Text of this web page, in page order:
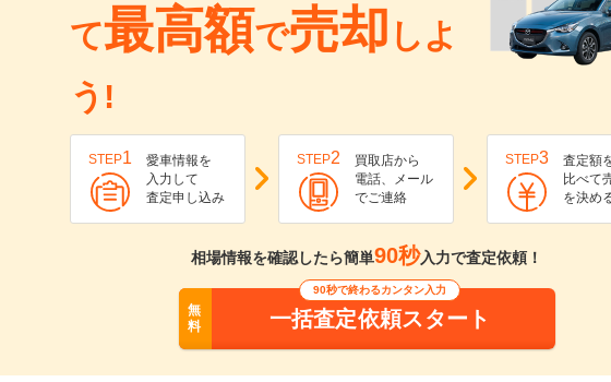
て最高額で売却 しよ
う!
STEP1
愛車情報を
入力して
査定申し込み
STEP2
買取店から
電話、メール
でご連絡
STEP3
査定額
比べて
を決め
相場情報を確認したら簡単90秒入力で査定依頼！
無
料
90秒で終わるカンタン入力
一括査定依頼スタート